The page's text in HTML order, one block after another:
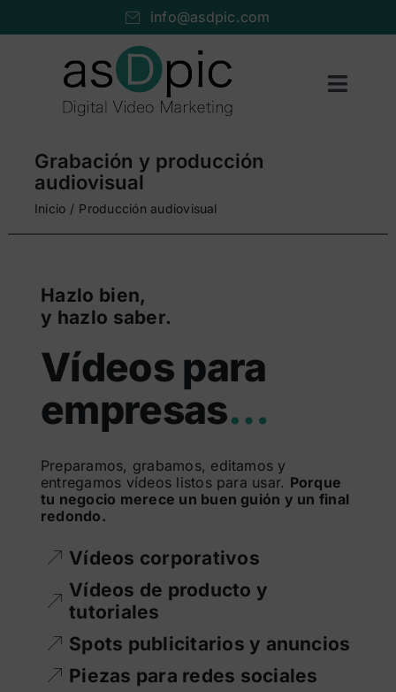
info@asdpic.com
Toggle
Producción audiovisual
Vídeo streaming
Portfolio
Cuéntanos…
Buscar:
Grabación y producción
audiovisual
Inicio Producción audiovisual
Hazlo bien,
y hazlo saber.
Vídeos para
empresas…
Preparamos, grabamos, editamos y
entregamos vídeos listos para usar. Porque
tu negocio merece un buen guión y un final
redondo.
Vídeos corporativos
Vídeos de producto y
tutoriales
Spots publicitarios y anuncios
Piezas para redes sociales